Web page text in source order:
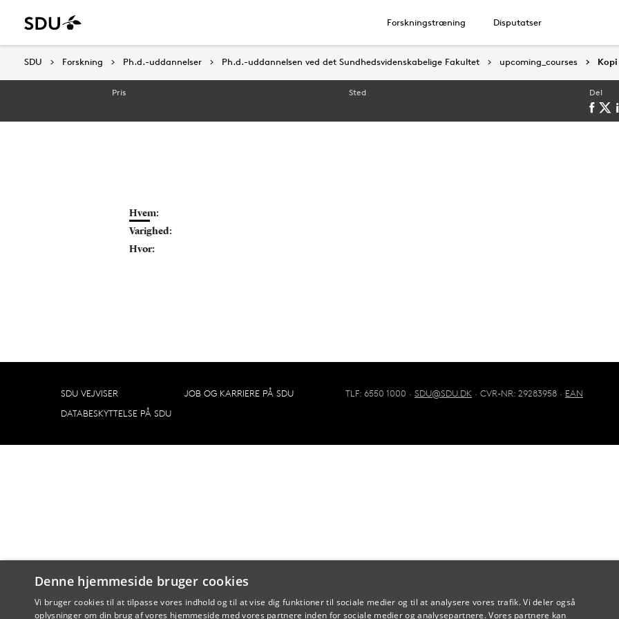
Forskningstræning Disputatser
SDU Forskning Ph.d.-uddannelser Ph.d.-uddannelsen ved det Sundhedsvidenskabelige Fakultet upcoming_courses
Pris Sted Del
SDU Forskning Ph.d.-uddannelser Ph.d.-uddannelsen ved det Sundhedsvidenskabelige Fakultet upcoming_courses
Hvem:
Varighed:
Hvor:
TLF: 6550 1000 · SDU@SDU.DK · CVR-NR: 29283958 · EAN
SDU VEJVISER
JOB OG KARRIERE PÅ SDU
DATABESKYTTELSE PÅ SDU
Denne hjemmeside bruger cookies
Vi bruger cookies til at tilpasse vores indhold og til at vise dig funktioner til sociale medier og til at analysere vores trafik. Vi deler også
oplysninger om din brug af vores hjemmeside med vores partnere inden for sociale medier og analysepartnere. Vores partnere kan